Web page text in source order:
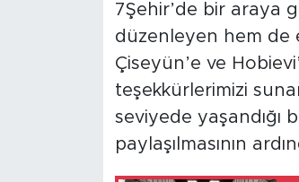
7Şehir’de bir araya
düzenleyen hem de
Çiseyün’e ve
teşekkürlerimizi
seviyede yaşandığı
paylaşılmasının